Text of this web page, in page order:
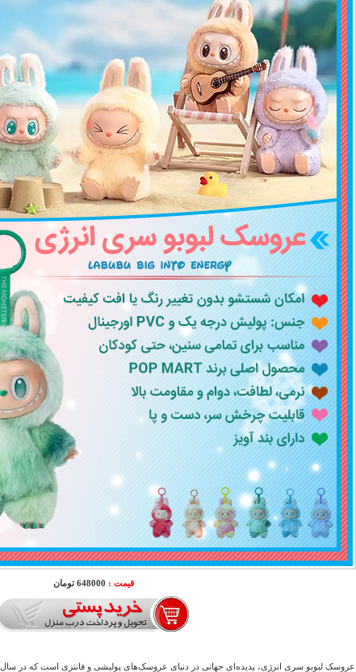
قیمت : 648000 تومان
عروسک لبوبو سری انرژی، پدیده‌ای جهانی در دنیای عروسک‌های پولیشی و فانتزی است که در سال 2025 به اوج محبوبیت خود رسید.